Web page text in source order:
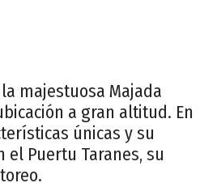
majestuosa Majada
a gran altitud. En
únicas y su
Puertu Taranes, su